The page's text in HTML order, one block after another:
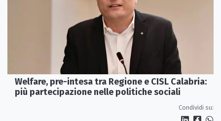
Welfare, pre-intesa tra Regione e CISL Calabria:
più partecipazione nelle politiche sociali
Condividi su: